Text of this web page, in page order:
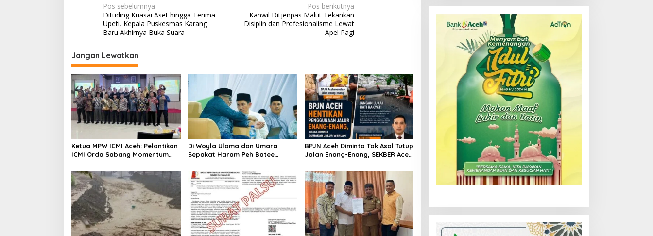
N
a
v
i
g
a
s
i
p
o
s
Pos sebelumnya
Dituding Kuasai Aset hingga Terima
Upeti, Kepala Puskesmas Karang
Baru Akhirnya Buka Suara
Pos berikutnya
Kanwil Ditjenpas Malut Tekankan
Disiplin dan Profesionalisme Lewat
Apel Pagi
Jangan Lewatkan
Ketua MPW ICMI Aceh: Pelantikan
ICMI Orda Sabang Momentum
dan Memajukan Sabang
Di Woyla Ulama dan Umara
Sepakat Haram Peh Batee
BPJN Aceh Diminta Tak Asal Tutup
Jalan Enang-Enang, SEKBER Aceh
“Jangan Lukai Hati Rakyat
Gayo”